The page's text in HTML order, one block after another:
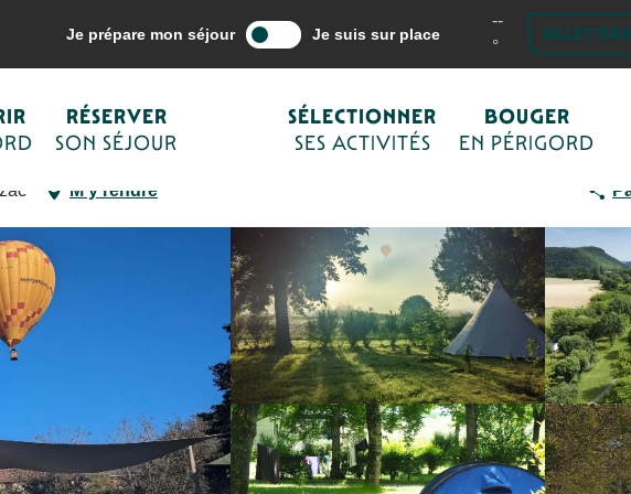
Je prépare mon séjour Je suis sur place
--
°
RÉSERVER
SON SÉJOUR
SÉLECTIONNER
SES ACTIVITÉS
BOUGER
EN PÉRIGORD
Hébergements Campings de Sarlat et du Périgord Noir Les Cinq Châteaux
M'y rendre